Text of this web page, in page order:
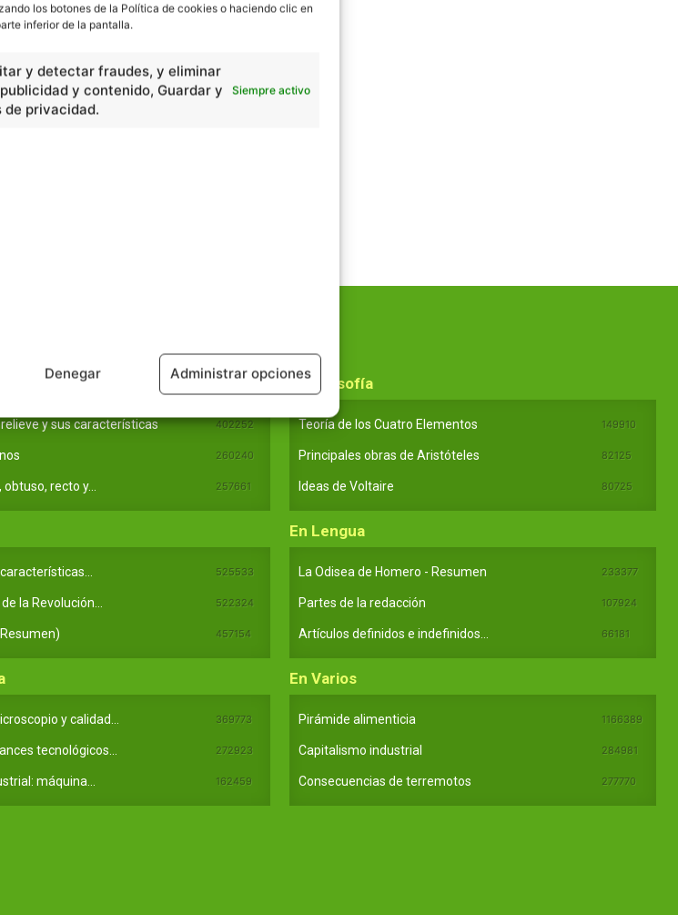
los botones de la Política de cookies o haciendo clic en
inferior de la pantalla.
y detectar fraudes, y eliminar
y contenido, Guardar y
privacidad.
Siempre activo
Denegar Administrar opciones
Artículo siguiente
plan…
y sus características 402252
260240
recto y... 257661
En Filosofía
Teoría de los Cuatro Elementos 149910
Principales obras de Aristóteles 82125
Ideas de Voltaire 80725
525533
la Revolución... 522324
457154
En Lengua
La Odisea de Homero - Resumen 233377
Partes de la redacción 107924
Artículos definidos e indefinidos... 66181
y calidad... 369773
tecnológicos... 272923
máquina... 162459
En Varios
Pirámide alimenticia 1166389
Capitalismo industrial 284981
Consecuencias de terremotos 277770